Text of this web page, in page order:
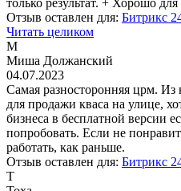
Отзыв оставлен для: Битрикс
Читать целиком
М
Миша Должанский
04.07.2023
Самая разносторонняя црм. Из
для продажи кваса на улице,
бизнеса в бесплатной версии
попробовать. Если не
работать, как раньше.
Отзыв оставлен для: Битрикс
Т